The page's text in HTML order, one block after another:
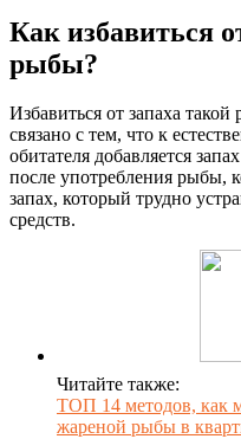
Как избавиться
рыбы?
Избавиться от запаха
связано с тем, что к
обитателя добавляется
после употребления рыбы,
запах, который трудно
средств.
Читайте также:
ТОП 14 методов, как
жареной рыбы в